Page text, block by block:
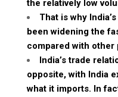
the relatively low
That is why
been widening the
compared with other
India’s trade
opposite, with India
what it imports. In